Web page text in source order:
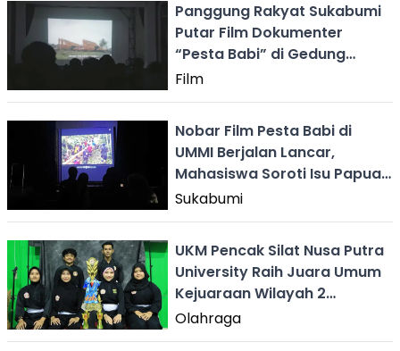
Panggung Rakyat Sukabumi
Putar Film Dokumenter
“Pesta Babi” di Gedung
Juang 45
Film
Nobar Film Pesta Babi di
UMMI Berjalan Lancar,
Mahasiswa Soroti Isu Papua
& Kebebasan Akademik
Sukabumi
UKM Pencak Silat Nusa Putra
University Raih Juara Umum
Kejuaraan Wilayah 2
Sukabumi 2026
Olahraga